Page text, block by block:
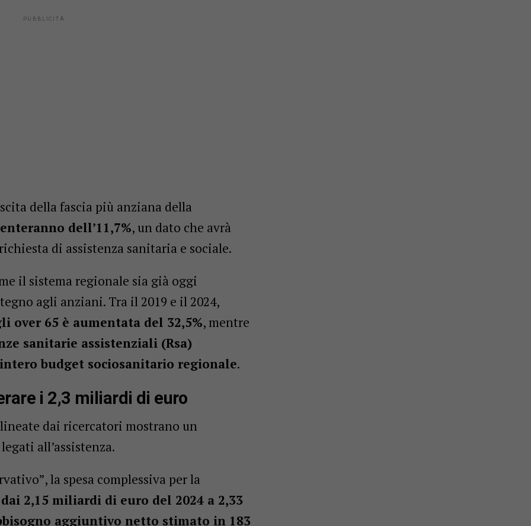
della fascia più anziana della
dell’11,7%, un dato che avrà
di assistenza sanitaria e sociale.
il sistema regionale sia già oggi
agli anziani. Tra il 2019 e il 2024,
over 65 è aumentata del 32,5%, mentre
sanitarie assistenziali (Rsa)
budget sociosanitario regionale.
i 2,3 miliardi di euro
dai ricercatori mostrano un
all’assistenza.
la spesa complessiva per la
2,15 miliardi di euro del 2024 a 2,33
aggiuntivo netto stimato in 183